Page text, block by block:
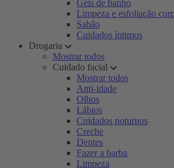
Géis de banho
Limpeza e esfoliação
Sabão
Cuidados íntimos
Drogaria
Mostrar todos
Cuidado facial
Mostrar todos
Anti-idade
Olhos
Lábios
Cuidados noturnos
Creche
Dentes
Fazer a barba
Limpeza